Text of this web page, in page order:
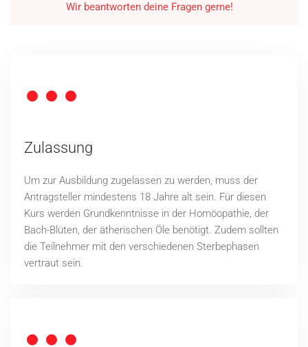
Wir beantworten deine Fragen gerne!
Zulassung
Um zur Ausbildung zugelassen zu werden, muss der
Antragsteller mindestens 18 Jahre alt sein. Für diesen
Kurs werden Grundkenntnisse in der Homöopathie, der
Bach-Blüten, der ätherischen Öle benötigt. Zudem sollten
die Teilnehmer mit den verschiedenen Sterbephasen
vertraut sein.